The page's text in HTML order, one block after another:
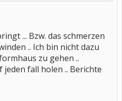
... Bzw. das schmerzen
.. Ich bin nicht dazu
zu gehen ..
fall holen .. Berichte